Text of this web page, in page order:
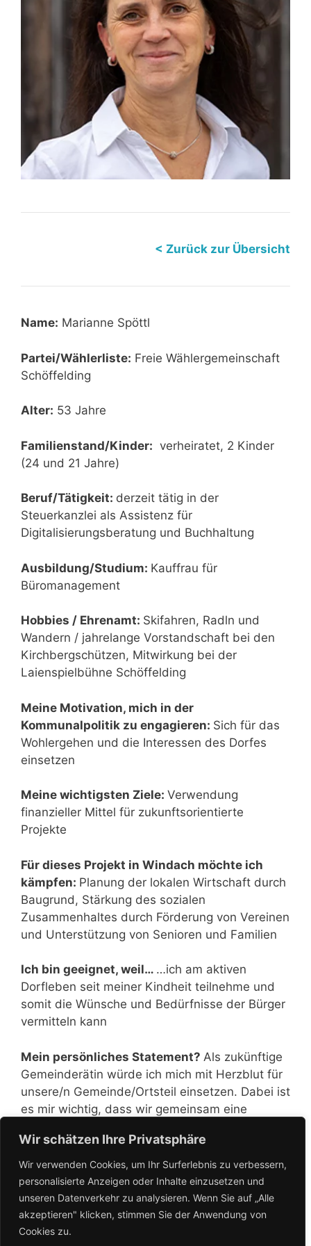
Wir schätzen Ihre Privatsphäre
Wir verwenden Cookies, um Ihr Surferlebnis zu verbessern,
personalisierte Anzeigen oder Inhalte einzusetzen und
unseren Datenverkehr zu analysieren. Wenn Sie auf „Alle
akzeptieren" klicken, stimmen Sie der Anwendung von
Cookies zu.
< Zurück zur Übersicht
Name: Marianne Spöttl
Partei/Wählerliste: Freie Wählergemeinschaft
Schöffelding
Alter: 53 Jahre
Familienstand/Kinder: verheiratet, 2 Kinder
(24 und 21 Jahre)
Beruf/Tätigkeit: derzeit tätig in der
Steuerkanzlei als Assistenz für
Digitalisierungsberatung und Buchhaltung
Ausbildung/Studium: Kauffrau für
Büromanagement
Hobbies / Ehrenamt: Skifahren, Radln und
Wandern / jahrelange Vorstandschaft bei den
Kirchbergschützen, Mitwirkung bei der
Laienspielbühne Schöffelding
Meine Motivation, mich in der
Kommunalpolitik zu engagieren: Sich für das
Wohlergehen und die Interessen des Dorfes
einsetzen
Meine wichtigsten Ziele: Verwendung
finanzieller Mittel für zukunftsorientierte
Projekte
Für dieses Projekt in Windach möchte ich
kämpfen: Planung der lokalen Wirtschaft durch
Baugrund, Stärkung des sozialen
Zusammenhaltes durch Förderung von Vereinen
und Unterstützung von Senioren und Familien
Ich bin geeignet, weil… …ich am aktiven
Dorfleben seit meiner Kindheit teilnehme und
somit die Wünsche und Bedürfnisse der Bürger
vermitteln kann
Mein persönliches Statement? Als zukünftige
Gemeinderätin würde ich mich mit Herzblut für
unsere/n Gemeinde/Ortsteil einsetzen. Dabei ist
es mir wichtig, dass wir gemeinsam eine
gestalten, in der sich alle wohlfühlen.